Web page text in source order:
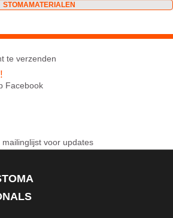
STOMAMATERIALEN
te verzenden
Facebook
voor updates